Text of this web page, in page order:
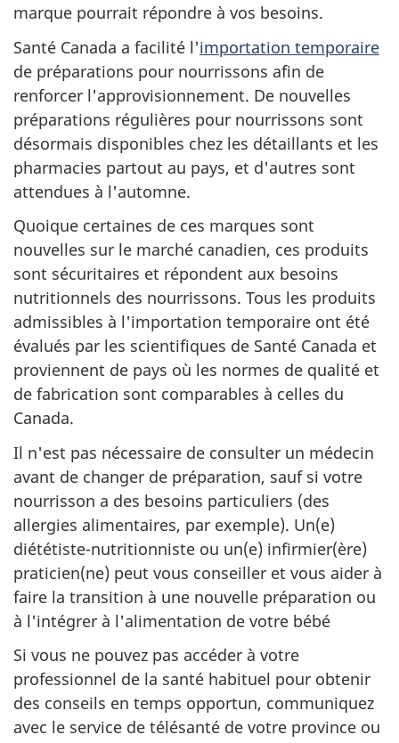
marque pourrait répondre à vos besoins.
Santé Canada a facilité l'importation temporaire
de préparations pour nourrissons afin de
renforcer l'approvisionnement. De nouvelles
préparations régulières pour nourrissons sont
désormais disponibles chez les détaillants et les
pharmacies partout au pays, et d'autres sont
attendues à l'automne.
Quoique certaines de ces marques sont
nouvelles sur le marché canadien, ces produits
sont sécuritaires et répondent aux besoins
nutritionnels des nourrissons. Tous les produits
admissibles à l'importation temporaire ont été
évalués par les scientifiques de Santé Canada et
proviennent de pays où les normes de qualité et
de fabrication sont comparables à celles du
Canada.
Il n'est pas nécessaire de consulter un médecin
avant de changer de préparation, sauf si votre
nourrisson a des besoins particuliers (des
allergies alimentaires, par exemple). Un(e)
diététiste-nutritionniste ou un(e) infirmier(ère)
praticien(ne) peut vous conseiller et vous aider à
faire la transition à une nouvelle préparation ou
à l'intégrer à l'alimentation de votre bébé
Si vous ne pouvez pas accéder à votre
professionnel de la santé habituel pour obtenir
des conseils en temps opportun, communiquez
avec le service de télésanté de votre province ou